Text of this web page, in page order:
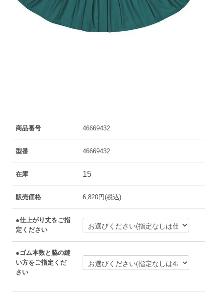
商品番号 46669432
型番 46669432
在庫 15
販売価格 6,820円(税込)
●仕上がり丈をご指
定ください
●ゴム本数と脇の縫
い方をご指定くだ
さい